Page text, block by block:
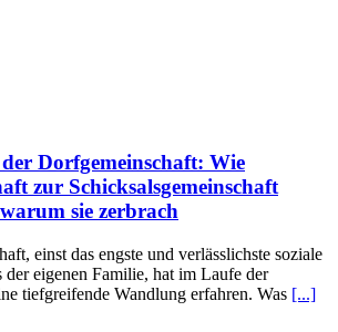
Dorfgemeinschaft: Wie
zur Schicksalsgemeinschaft
sie zerbrach
einst das engste und verlässlichste soziale
der eigenen Familie, hat im Laufe der
tiefgreifende Wandlung erfahren. Was [...]